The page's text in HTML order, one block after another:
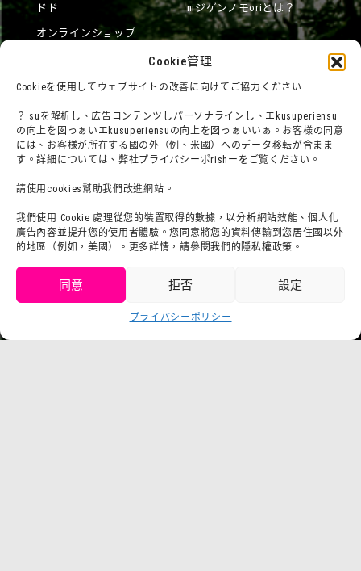
Cookie管理
Cookieを使用してウェブサイトの改善に向けてご協力ください
？ suを解析し、広告コンテンツしパーソナラインし、エkusuperiensu
の向上を図っぁいエkusuperiensuの向上を図っぁいいぁ。お客様の同意
には、お客様が所在する國の外（例、米國）へのデータ移転が含まま
す。詳細については、弊社プライバシーポrishーをご覧ください。
請使用cookies幫助我們改進網站。
我們使用 Cookie 處理從您的裝置取得的數據，以分析網站效能、個人化
廣告內容並提升您的使用者體驗。您同意將您的資料傳輸到您居住國以外
的地區（例如，美國）。更多詳情，請參閱我們的隱私權政策。
同意 拒否 設定
プライバシーポリシー
ドド
オンラインショップ
niジゲンノモoriとは？
団體利用について
チームビルディングプラン
お問い合わせ
利用規約
プライバシーポrisiー
プresuririsu
メディア掲載実績
社群網路
sutafu招募集